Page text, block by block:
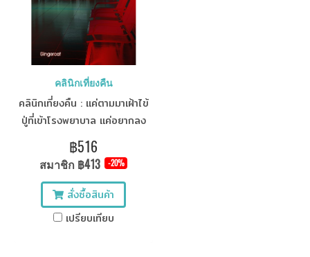
คลินิกเที่ยงคืน
คลินิกเที่ยงคืน : แค่ตามมาเฝ้าไข้
ปู่ที่เข้าโรงพยาบาล แค่อยากลง
ไปเซเว่นตอนดึกๆ ก็ได้เจอกับ
คลินิกพิเศษเที่ยงคืน...เพียงแต่
คนไข้ของที่นี่ไม่ใช่คน แถมยังมี
คนลึกลับมาขโมยจูบเขาไปอีก!!
฿516
สมาชิก ฿413 -20%
สั่งซื้อสินค้า
เปรียบเทียบ